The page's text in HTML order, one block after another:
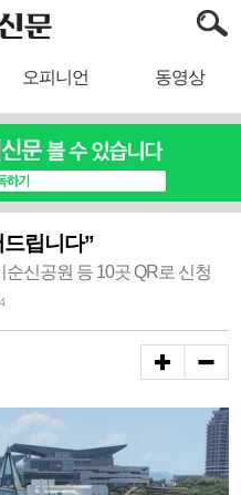
오피니언 동영상
립니다”
신공원 등 10곳 QR로 신청